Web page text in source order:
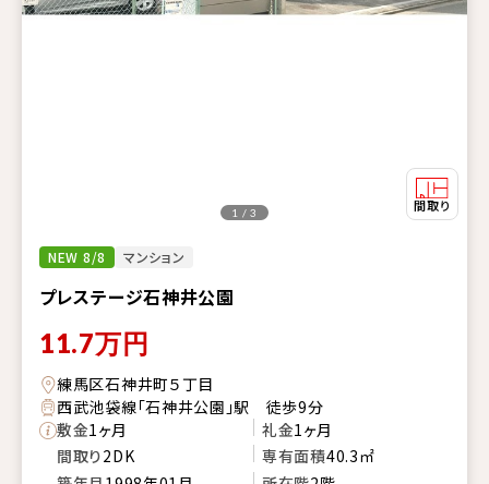
NEW 8/8 マンション
プレステージ石神井公園
1 / 3
11.7万円
練馬区石神井町５丁目
西武池袋線「石神井公園」駅 徒歩9分
敷金1ヶ月 礼金1ヶ月
間取り2DK 専有面積40.3㎡